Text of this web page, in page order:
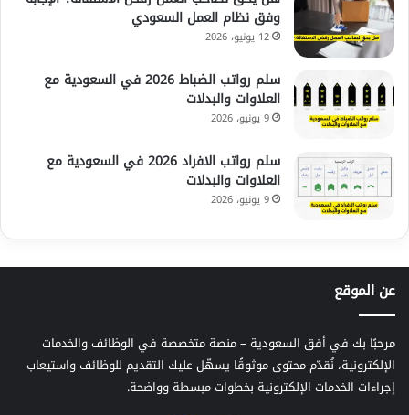
وفق نظام العمل السعودي
12 يونيو، 2026
سلم رواتب الضباط 2026 في السعودية مع
العلاوات والبدلات
9 يونيو، 2026
سلم رواتب الافراد 2026 في السعودية مع
العلاوات والبدلات
9 يونيو، 2026
عن الموقع
مرحبًا بك في أفق السعودية – منصة متخصصة في الوظائف والخدمات
الإلكترونية، نُقدّم محتوى موثوقًا يسهّل عليك التقديم للوظائف واستيعاب
إجراءات الخدمات الإلكترونية بخطوات مبسطة وواضحة.